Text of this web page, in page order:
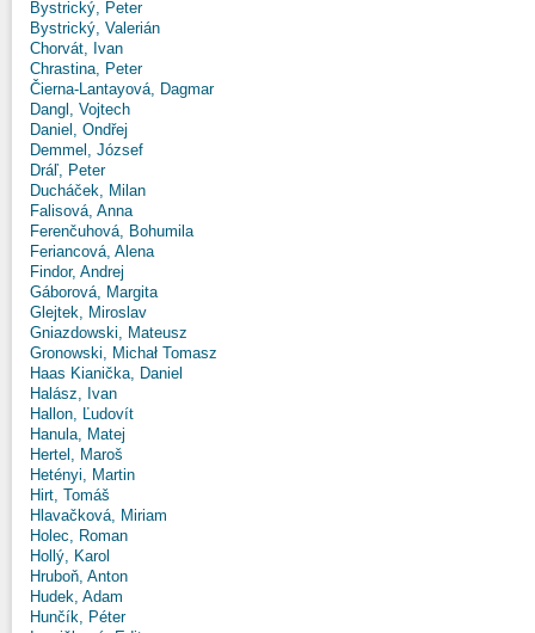
Bystrický, Peter
Bystrický, Valerián
Chorvát, Ivan
Chrastina, Peter
Čierna-Lantayová, Dagmar
Dangl, Vojtech
Daniel, Ondřej
Demmel, József
Dráľ, Peter
Ducháček, Milan
Falisová, Anna
Ferenčuhová, Bohumila
Feriancová, Alena
Findor, Andrej
Gáborová, Margita
Glejtek, Miroslav
Gniazdowski, Mateusz
Gronowski, Michał Tomasz
Haas Kianička, Daniel
Halász, Ivan
Hallon, Ľudovít
Hanula, Matej
Hertel, Maroš
Hetényi, Martin
Hirt, Tomáš
Hlavačková, Miriam
Holec, Roman
Hollý, Karol
Hruboň, Anton
Hudek, Adam
Hunčík, Péter